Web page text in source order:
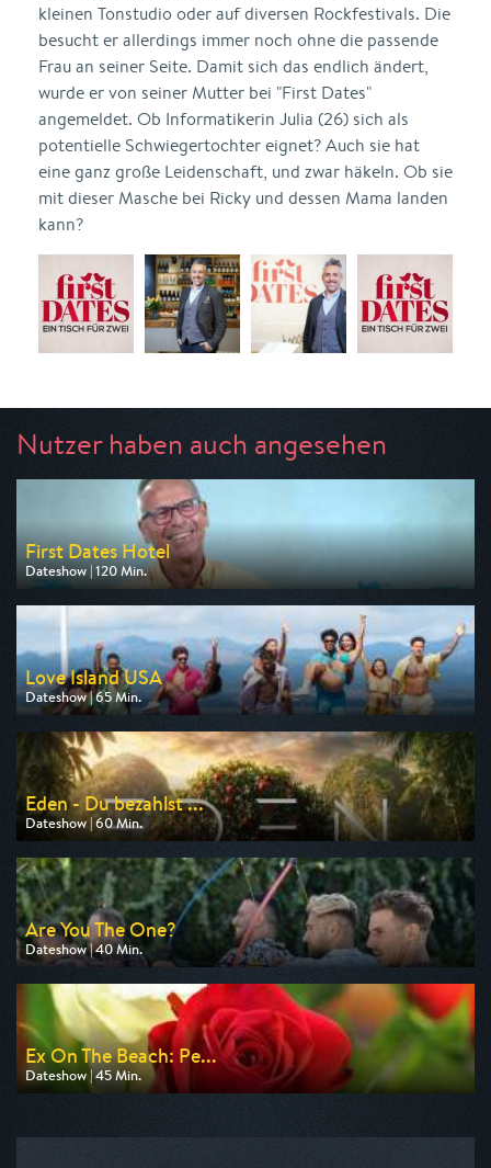
kleinen Tonstudio oder auf diversen Rockfestivals. Die
besucht er allerdings immer noch ohne die passende
Frau an seiner Seite. Damit sich das endlich ändert,
wurde er von seiner Mutter bei "First Dates"
angemeldet. Ob Informatikerin Julia (26) sich als
potentielle Schwiegertochter eignet? Auch sie hat
eine ganz große Leidenschaft, und zwar häkeln. Ob sie
mit dieser Masche bei Ricky und dessen Mama landen
kann?
Nutzer haben auch angesehen
First Dates Hotel
Dateshow | 120 Min.
Ausgestrahlt von VOX
am 07.08.2026, 20:15
Love Island USA
Dateshow | 65 Min.
Ausgestrahlt von RTLZWEI
am 11.08.2026, 02:00
Eden - Du bezahlst ...
Dateshow | 60 Min.
Ausgestrahlt von Pro 7
am 13.08.2026, 22:30
Are You The One?
Dateshow | 40 Min.
Ausgestrahlt von MTV
am 08.08.2026, 03:40
Ex On The Beach: Pe...
Dateshow | 45 Min.
Ausgestrahlt von MTV